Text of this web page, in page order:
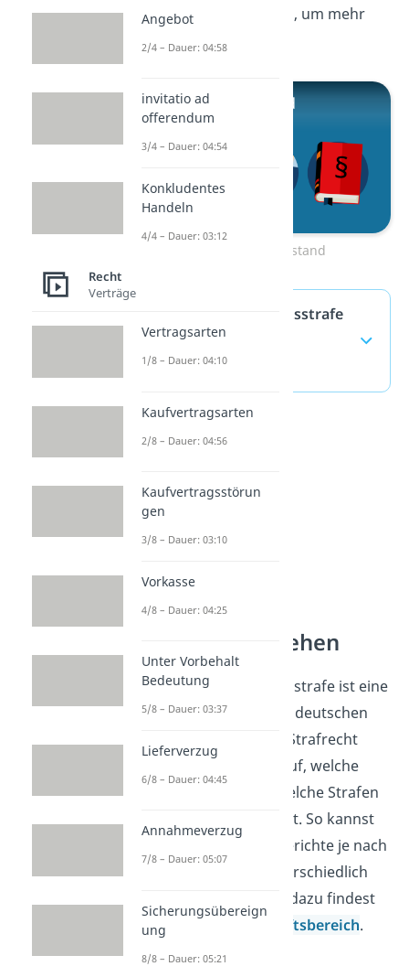
Schau dir unser
an, um mehr
darüber zu erfahren!
Zum Video: Tatbestand
Lebenslange Freiheitsstrafe
— häufigste Fragen
(ausklappen)
Strafrecht verstehen
Die lebenslange Freiheitsstrafe ist eine
der härtesten Strafen im deutschen
Strafrecht. Wer sich mit Strafrecht
beschäftigt, schaut darauf, welche
Straftaten es gibt und welche Strafen
das Gesetz dafür vorsieht. So kannst
du einordnen, warum Gerichte je nach
Tat und Schuld sehr unterschiedlich
urteilen. Weitere Videos dazu findest
du in unserem
Wirtschaftsbereich.
Angebot
2/4 – Dauer: 04:58
invitatio ad
offerendum
3/4 – Dauer: 04:54
Konkludentes
Handeln
4/4 – Dauer: 03:12
Recht
Verträge
Vertragsarten
1/8 – Dauer: 04:10
Kaufvertragsarten
2/8 – Dauer: 04:56
Kaufvertragsstörun
gen
3/8 – Dauer: 03:10
Vorkasse
4/8 – Dauer: 04:25
Unter Vorbehalt
Bedeutung
5/8 – Dauer: 03:37
Lieferverzug
6/8 – Dauer: 04:45
Annahmeverzug
7/8 – Dauer: 05:07
Sicherungsübereign
ung
8/8 – Dauer: 05:21